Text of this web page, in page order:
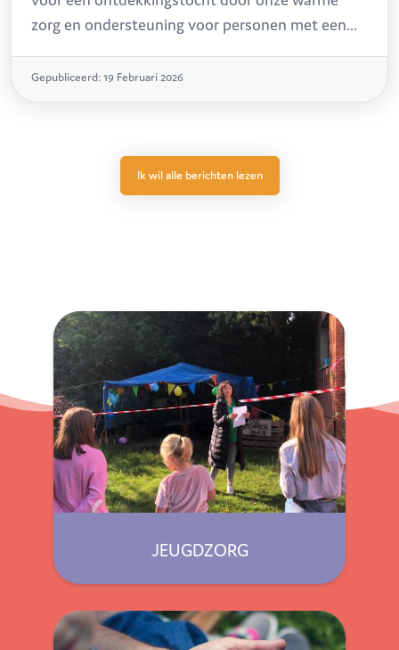
zorg en ondersteuning voor personen met een
wij elke dag zorg smaakvol vormgeven.
Gepubliceerd: 19 Februari 2026
Ik wil alle berichten lezen
JEUGDZORG